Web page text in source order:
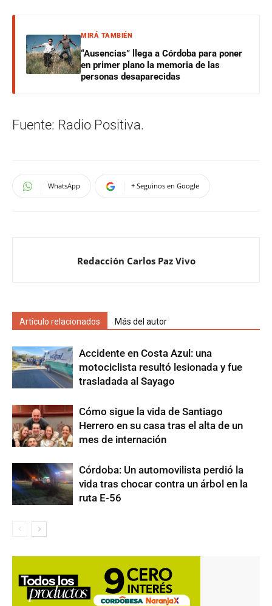
MIRÁ TAMBIÉN
“Ausencias” llega a Córdoba para poner
en primer plano la memoria de las
personas desaparecidas
Fuente: Radio Positiva.
WhatsApp + Seguinos en Google
Redacción Carlos Paz Vivo
Artículo relacionados Más del autor
Accidente en Costa Azul: una
motociclista resultó lesionada y fue
trasladada al Sayago
Cómo sigue la vida de Santiago
Herrero en su casa tras el alta de un
mes de internación
Córdoba: Un automovilista perdió la
vida tras chocar contra un árbol en la
ruta E-56